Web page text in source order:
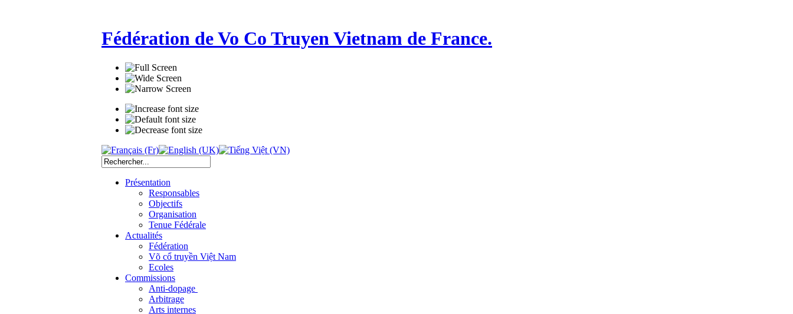
Fédération de Vo Co Truyen Vietnam de France.
Présentation
Responsables
Objectifs
Organisation
Tenue Fédérale
Actualités
Fédération
Võ cổ truyền Việt Nam
Ecoles
Commissions
Anti-dopage
Arbitrage